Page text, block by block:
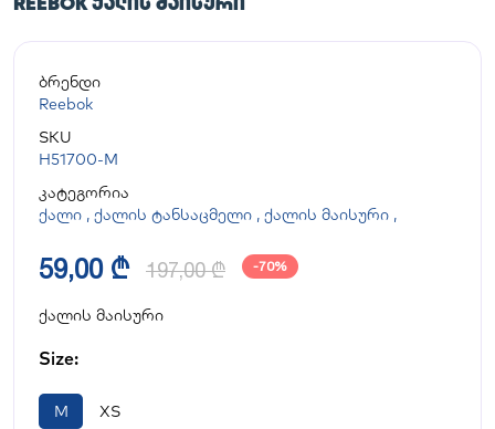
ბრენდი
Reebok
SKU
H51700-M
კატეგორია
ქალი , ქალის ტანსაცმელი , ქალის მაისური ,
59,00 ₾ 197,00 ₾ -70%
ქალის მაისური
Size:
M XS